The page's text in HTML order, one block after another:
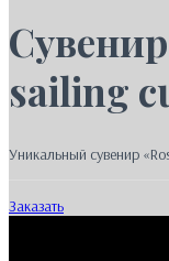
sailing
Уникальный сувенир
Заказать